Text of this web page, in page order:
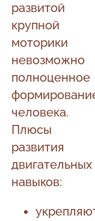
развитой
крупной
моторики
невозможно
полноценное
человека.
Плюсы
развития
двигательных
навыков: